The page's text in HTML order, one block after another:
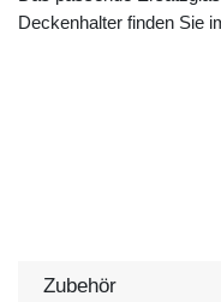
Deckenhalter finden Sie
Zubehör